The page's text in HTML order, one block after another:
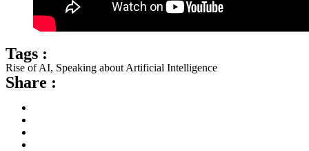
Tags :
Rise of AI, Speaking about Artificial Intelligence
Share :